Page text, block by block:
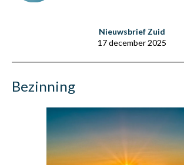
Nieuwsbrief Zuid
17 december 2025
Bezinning